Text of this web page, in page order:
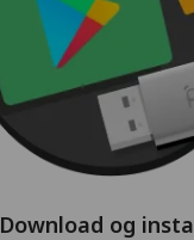
Download og